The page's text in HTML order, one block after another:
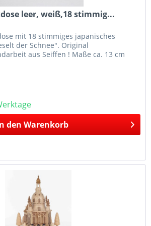
leer, weiß,18 stimmig...
mit 18 stimmiges japanisches
der Schnee". Original
aus Seiffen ! Maße ca. 13 cm
den Warenkorb